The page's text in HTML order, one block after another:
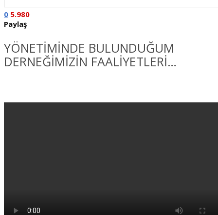
0 5.980
Paylaş
YÖNETİMİNDE BULUNDUĞUM
DERNEĞİMİZİN FAALİYETLERİ…